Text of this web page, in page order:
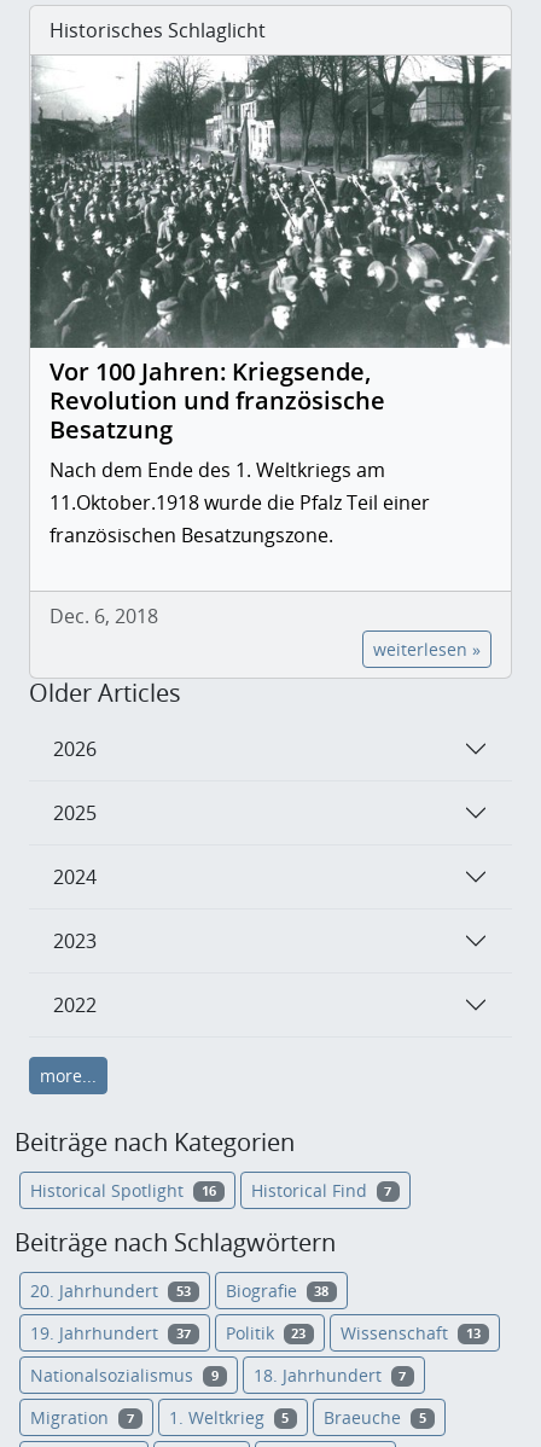
Historisches Schlaglicht
Vor 100 Jahren: Kriegsende,
Revolution und französische
Besatzung
Nach dem Ende des 1. Weltkriegs am
11.Oktober.1918 wurde die Pfalz Teil einer
französischen Besatzungszone.
Dec. 6, 2018
weiterlesen »
Older Articles
2026
2025
2024
2023
2022
more...
Beiträge nach Kategorien
Historical Spotlight 16 Historical Find 7
Beiträge nach Schlagwörtern
20. Jahrhundert 53 Biografie 38
19. Jahrhundert 37 Politik 23 Wissenschaft 13
Nationalsozialismus 9 18. Jahrhundert 7
Migration 7 1. Weltkrieg 5 Braeuche 5